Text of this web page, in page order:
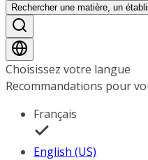
Rechercher une matière, un
Choisissez votre langue
Recommandations pour
Français
English (US)